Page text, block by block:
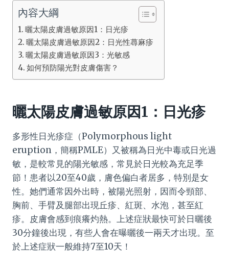
內容大綱
曬太陽皮膚過敏原因1：日光疹
曬太陽皮膚過敏原因2：日光性蕁麻疹
曬太陽皮膚過敏原因3：光敏感
如何預防陽光對皮膚傷害？
曬太陽皮膚過敏原因1：日光疹
多形性日光疹症（Polymorphous light
eruption，簡稱PMLE）又被稱為日光中毒或日光過
敏，是較常見的陽光敏感，常見於日光較為充足季
節！患者以20至40歲，膚色偏白者居多，特別是女
性。她們通常因外出時，被陽光照射，因而令頸部、
胸前、手臂及腿部出現丘疹、紅斑、水泡，甚至紅
疹。皮膚會感到痕癢灼熱。上述症狀最快可於日曬後
30分鐘後出現，有些人會在曝曬後一兩天才出現。至
於上述症狀一般維持7至10天！